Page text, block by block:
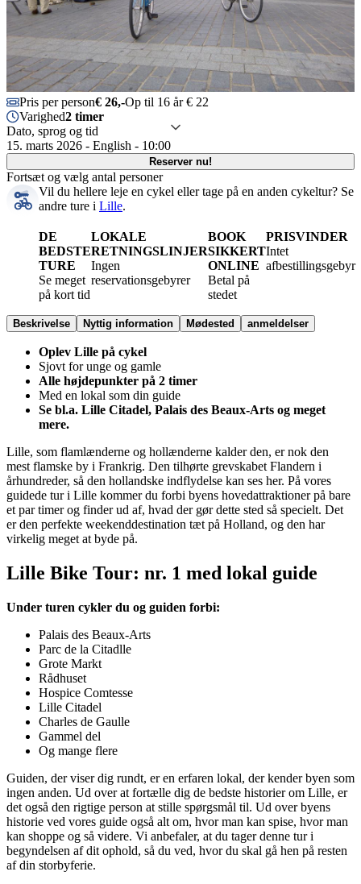
Pris per person€ 26,-Op til 16 år € 22
Varighed2 timer
Dato, sprog og tid
15. marts 2026 - English - 10:00
Reserver nu!
Fortsæt og vælg antal personer
Vil du hellere leje en cykel eller tage på en anden cykeltur? Se
andre ture i Lille.
DE
BEDSTE
TURE
Se meget
på kort tid
LOKALE
RETNINGSLINJER
Ingen
reservationsgebyrer
BOOK
SIKKERT
ONLINE
Betal på
stedet
PRISVINDER
Intet
afbestillingsgebyr
Beskrivelse Nyttig information Mødested anmeldelser
Oplev Lille på cykel
Sjovt for unge og gamle
Alle højdepunkter på 2 timer
Med en lokal som din guide
Se bl.a. Lille Citadel, Palais des Beaux-Arts og meget
mere.
Lille, som flamlænderne og hollænderne kalder den, er nok den
mest flamske by i Frankrig. Den tilhørte grevskabet Flandern i
århundreder, så den hollandske indflydelse kan ses her. På vores
guidede tur i Lille kommer du forbi byens hovedattraktioner på bare
et par timer og finder ud af, hvad der gør dette sted så specielt. Det
er den perfekte weekenddestination tæt på Holland, og den har
virkelig meget at byde på.
Lille Bike Tour: nr. 1 med lokal guide
Under turen cykler du og guiden forbi:
Palais des Beaux-Arts
Parc de la Citadlle
Grote Markt
Rådhuset
Hospice Comtesse
Lille Citadel
Charles de Gaulle
Gammel del
Og mange flere
Guiden, der viser dig rundt, er en erfaren lokal, der kender byen som
ingen anden. Ud over at fortælle dig de bedste historier om Lille, er
det også den rigtige person at stille spørgsmål til. Ud over byens
historie ved vores guide også alt om, hvor man kan spise, hvor man
kan shoppe og så videre. Vi anbefaler, at du tager denne tur i
begyndelsen af dit ophold, så du ved, hvor du skal gå hen på resten
af din storbyferie.